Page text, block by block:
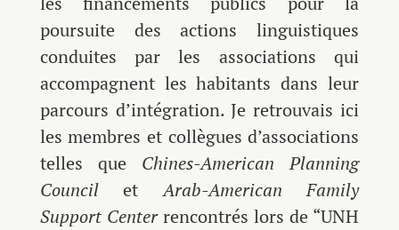
poursuite des actions linguistiques
conduites par les associations qui
accompagnent les habitants dans leur
parcours d’intégration. Je retrouvais ici
les membres et collègues d’associations
telles que Chines-American Planning
CounciletArab-American Family
Support Centerrencontrés lors de “UNH